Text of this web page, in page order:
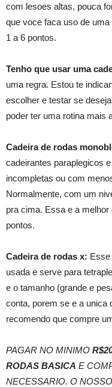
com lesoes altas, pouca
que voce faca uso de
1 a 6 pontos.
Tenho que usar uma
uma regra. Estou te
escolher e testar se
poder ter uma rotina mais
Cadeira de rodas
cadeirantes paraplegicos
incompletas ou com
Normalmente, com um
pra cima. Essa e a
pontos.
Cadeira de rodas x: Esse
usada e serve para
e o tamanho (grande e
conta, porem se e a unica
recomendo que compre
PAGAR NO MINIMO
RODAS BASICA E
NECESSARIO. O